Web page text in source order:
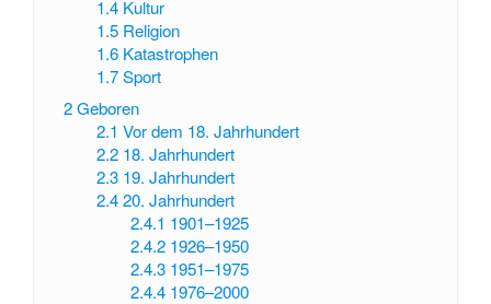
1.4 Kultur
1.5 Religion
1.6 Katastrophen
1.7 Sport
2Geboren
2.1 Vor dem 18. Jahrhundert
2.2 18. Jahrhundert
2.3 19. Jahrhundert
2.4 20. Jahrhundert
2.4.1 1901–1925
2.4.2 1926–1950
2.4.3 1951–1975
2.4.4 1976–2000